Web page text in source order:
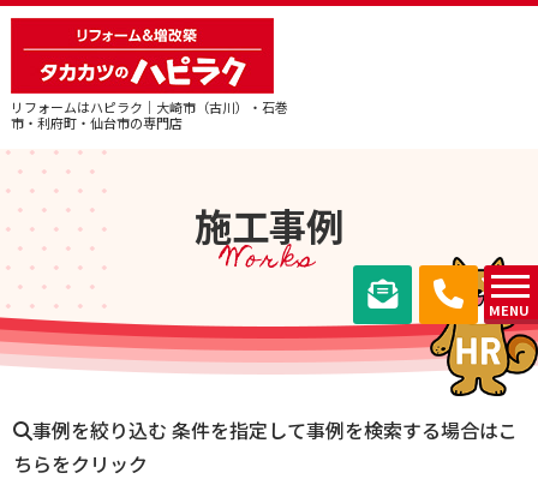
リフォームはハピラク｜大崎市（古川）・石巻
市・利府町・仙台市の専門店
MENU
施工事例
Works
事例を絞り込む 条件を指定して事例を検索する場合はこ
ちらをクリック